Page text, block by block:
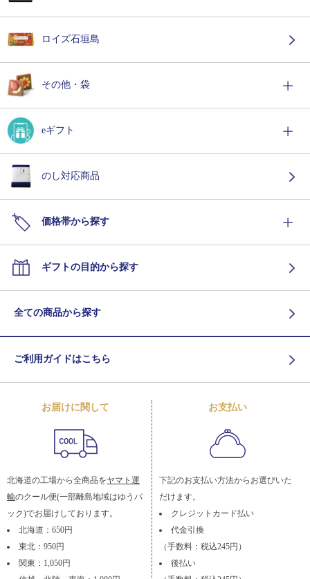
ロイズ石垣島
その他・袋
eギフト
のし対応商品
価格帯から探す
ギフトの目的から探す
全ての商品から探す
ご利用ガイドはこちら
お届けに関して
北海道の工場から全商品をヤマト運
輸のクール便(一部離島地域はゆうパ
ック)でお届けしております。
北海道：650円
東北：950円
関東：1,050円
お支払い
下記のお支払い方法からお選びいた
だけます。
クレジットカード払い
代金引換
（手数料：税込245円）
後払い